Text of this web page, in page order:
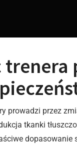
prowadzi przez
tkanki